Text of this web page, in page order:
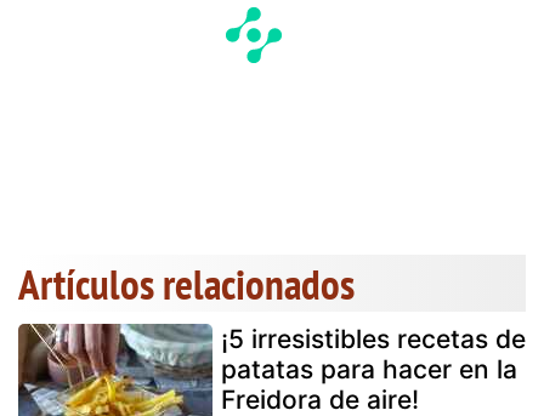
Artículos relacionados
¡5 irresistibles recetas de
patatas para hacer en la
Freidora de aire!